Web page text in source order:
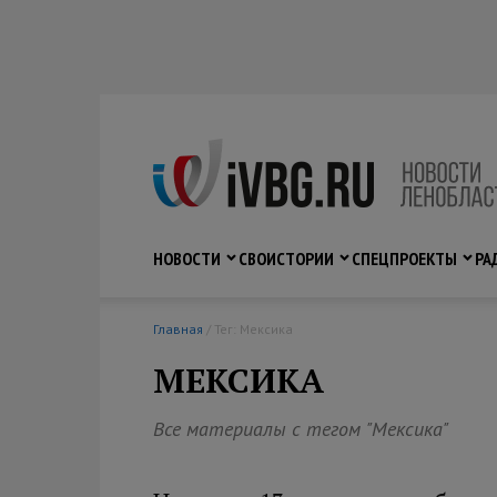
НОВОСТИ СВОИСТОРИИ СПЕЦПРОЕКТЫ
Главная / Тег: Мексика
МЕКСИКА
Все материалы с тегом "Мексика"